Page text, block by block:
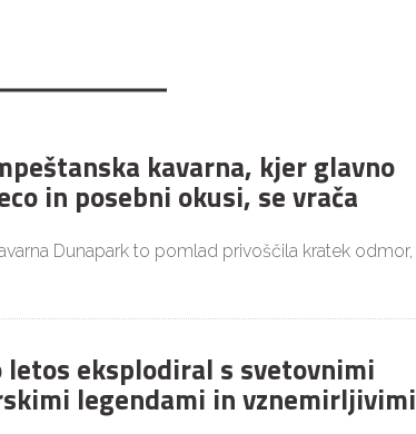
kavarna, kjer glavno
in posebni okusi, se vrača
Dunapark to pomlad privoščila kratek odmor,
letos eksplodiral s svetovnimi
legendami in vznemirljivimi